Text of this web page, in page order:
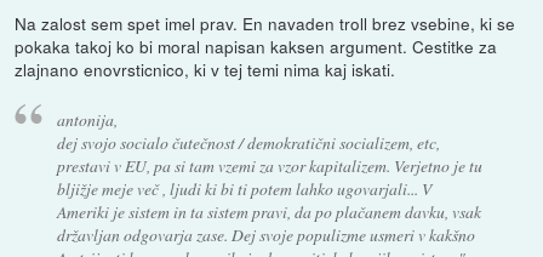
Na zalost sem spet imel prav. En navaden troll brez vsebine, ki se
pokaka takoj ko bi moral napisan kaksen argument. Cestitke za
zlajnano enovrsticnico, ki v tej temi nima kaj iskati.
antonija,
dej svojo socialo čutečnost / demokratični socializem, etc,
prestavi v EU, pa si tam vzemi za vzor kapitalizem. Verjetno je tu
bljižje meje več , ljudi ki bi ti potem lahko ugovarjali... V
Ameriki je sistem in ta sistem pravi, da po plačanem davku, vsak
državljan odgovarja zase. Dej svoje populizme usmeri v kakšno